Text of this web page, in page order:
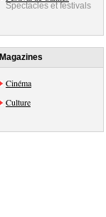
Spectacles et festivals
Magazines
Cinéma
Culture